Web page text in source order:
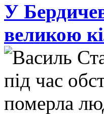
У
великою